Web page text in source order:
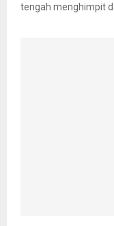
tengah menghimpit